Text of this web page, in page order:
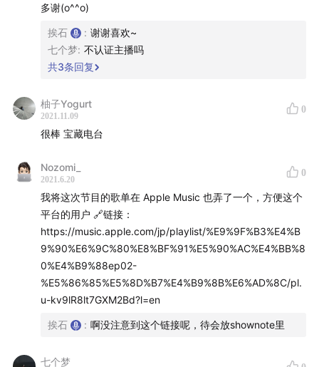
50:13Can't Go Back Now - The Weepies
56:07森林 - Mr.
61:23人间天堂 - 卢冠廷
封面 Photo by Kevin Bosc on Unsplash
多谢(o^^o)
挨石 : 谢谢喜欢~
七个梦: 不认证主播吗
共3条回复
柚子Yogurt
2021.11.09
0
很棒 宝藏电台
Nozomi_
2021.6.20
0
我将这次节目的歌单在 Apple Music 也弄了一个，方便这个
平台的用户 🔗链接：
https://music.apple.com/jp/playlist/%E9%9F%B3%E4%B
9%90%E6%9C%80%E8%BF%91%E5%90%AC%E4%BB%8
0%E4%B9%88ep02-
%E5%86%85%E5%8D%B7%E4%B9%8B%E6%AD%8C/pl.
u-kv9lR8lt7GXM2Bd?l=en
挨石 : 啊没注意到这个链接呢，待会放shownote里
七个梦